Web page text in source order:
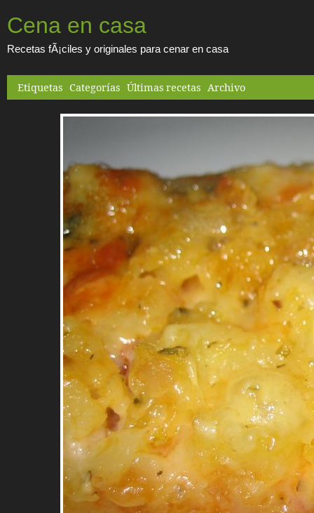
Cena en casa
Recetas fÃ¡ciles y originales para cenar en casa
Etiquetas Categorías Últimas recetas Archivo